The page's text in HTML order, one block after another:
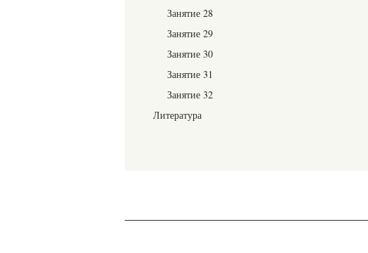
Занятие 28
Занятие 29
Занятие 30
Занятие 31
Занятие 32
Литература